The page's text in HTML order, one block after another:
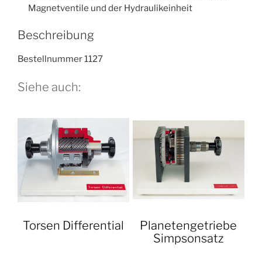
Magnetventile und der Hydraulikeinheit
Beschreibung
Bestellnummer 1127
Siehe auch:
Torsen Differential
Planetengetriebe
Simpsonsatz